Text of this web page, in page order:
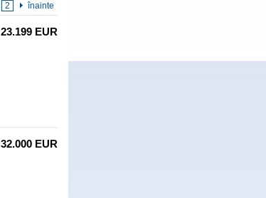
2 înainte
23.199 EUR
32.000 EUR